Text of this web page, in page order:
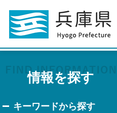
情報を探す
キーワードから探す